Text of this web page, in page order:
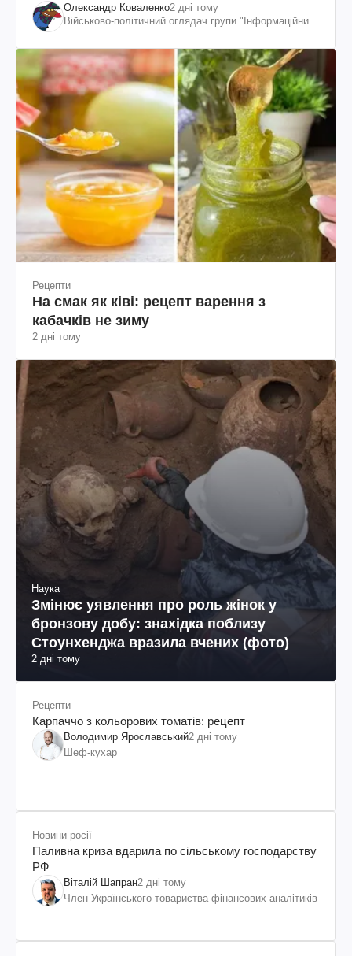
вдалосяОлександр Коваленко2 дні тому
Військово-політичний оглядач групи "Інформаційний
Рецепти
На смак як ківі: рецепт варення з
кабачків не зиму
2 дні тому
Наука
Змінює уявлення про роль жінок у
бронзову добу: знахідка поблизу
Стоунхенджа вразила вчених (фото)
2 дні тому
Рецепти
Карпаччо з кольорових томатів: рецепт
Володимир Ярославський2 дні тому
Шеф-кухар
Новини росії
Паливна криза вдарила по сільському господарству
РФ
Віталій Шапран2 дні тому
Член Українського товариства фінансових аналітиків